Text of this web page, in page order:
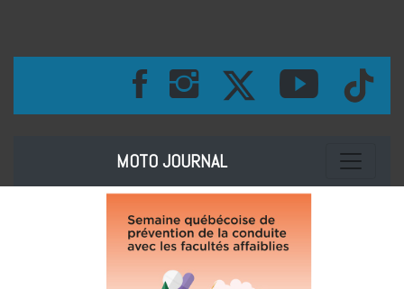
MOTO JOURNAL Toggle